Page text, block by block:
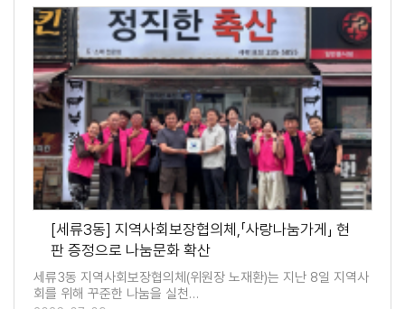
[세류3동] 지역사회보장협의체,「사랑나눔가게」 현
판 증정으로 나눔문화 확산
세류3동 지역사회보장협의체(위원장 노재환)는 지난 8일 지역사
회를 위해 꾸준한 나눔을 실천…